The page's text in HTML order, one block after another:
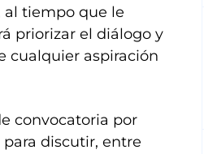
al tiempo que le
priorizar el diálogo y
cualquier aspiración
convocatoria por
discutir, entre